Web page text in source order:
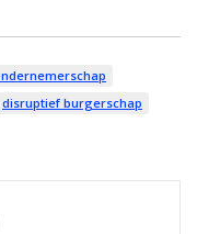
disruptief burgerschap